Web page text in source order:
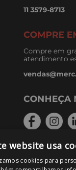
11 3579-8713
COMPRE
Compre em
atendimento
CONHEÇA
website usa
cookies para